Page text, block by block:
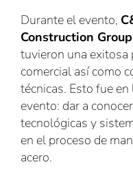
Durante el evento,
Construction Group
tuvieron una exitosa
comercial así como
técnicas. Esto fue
evento: dar a
tecnológicas y
en el proceso de
acero.